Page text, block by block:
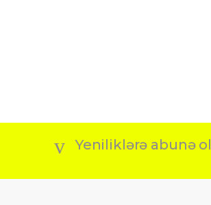
Yeniliklərə abunə ol